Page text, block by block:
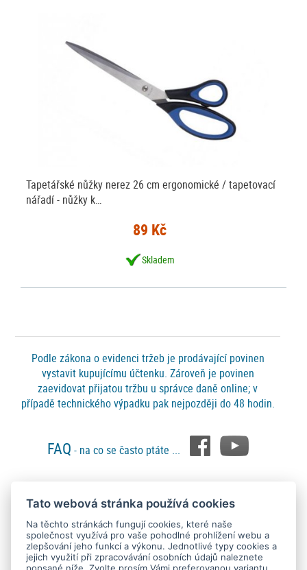
Tapetářské nůžky nerez 26 cm ergonomické / tapetovací
nářadí - nůžky k…
89 Kč
Skladem
Podle zákona o evidenci tržeb je prodávající povinen
vystavit kupujícímu účtenku. Zároveň je povinen
zaevidovat přijatou tržbu u správce daně online; v
případě technického výpadku pak nejpozději do 48 hodin.
FAQ - na co se často ptáte ...
Platební metody
Tato webová stránka používá cookies
Na těchto stránkách fungují cookies, které naše
společnost využívá pro vaše pohodlné prohlížení webu a
zlepšování jeho funkcí a výkonu. Jednotlivé typy cookies a
jejich využití při zpracovávání osobních údajů naleznete